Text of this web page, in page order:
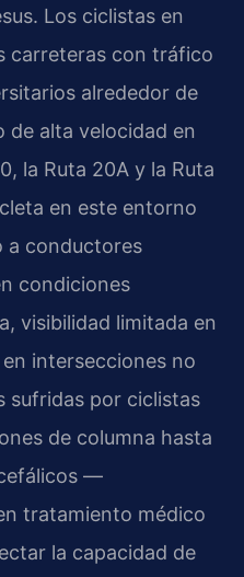
Los ciclistas en
carreteras con tráfico
alrededor de
de alta velocidad en
la Ruta 20A y la Ruta
en este entorno
a conductores
condiciones
visibilidad limitada en
intersecciones no
sufridas por ciclistas
de columna hasta
—
tratamiento médico
la capacidad de